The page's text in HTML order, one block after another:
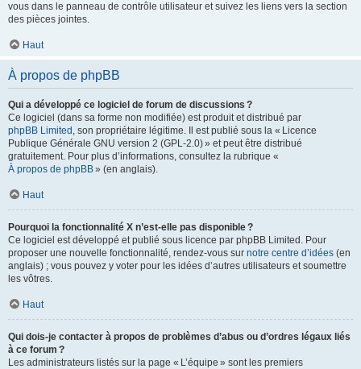
vous dans le panneau de contrôle utilisateur et suivez les liens vers la section
des pièces jointes.
Haut
À propos de phpBB
Qui a développé ce logiciel de forum de discussions ?
Ce logiciel (dans sa forme non modifiée) est produit et distribué par
phpBB Limited , son propriétaire légitime. Il est publié sous la « Licence
Publique Générale GNU version 2 (GPL-2.0) » et peut être distribué
gratuitement. Pour plus d’informations, consultez la rubrique «
À propos de phpBB» (en anglais).
Haut
Pourquoi la fonctionnalité X n’est-elle pas disponible ?
Ce logiciel est développé et publié sous licence par phpBB Limited. Pour
proposer une nouvelle fonctionnalité, rendez-vous sur notre centre d’idées (en
anglais) ; vous pouvez y voter pour les idées d’autres utilisateurs et soumettre
les vôtres.
Haut
Qui dois-je contacter à propos de problèmes d’abus ou d’ordres légaux liés
à ce forum ?
Les administrateurs listés sur la page « L’équipe » sont les premiers